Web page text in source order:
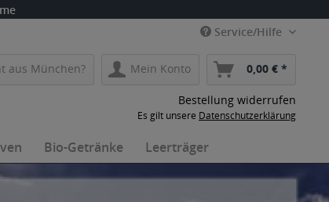
Service/Hilfe
aus München? Mein Konto 0,00 € *
Bestellung widerrufen
Es gilt unsere Datenschutzerklärung
Bio-Getränke Leerträger